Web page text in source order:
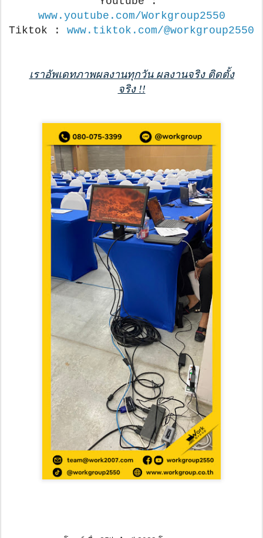
www.youtube.com/Workgroup2550
Tiktok : www.tiktok.com/@workgroup2550
เราอัพเดทภาพผลงานทุกวัน ผลงานจริง ติดตั้ง
จริง !!